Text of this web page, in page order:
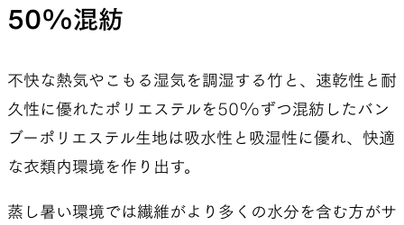
機能性を併せ持つが、そうやって書くと他の2製品
実は、機能性に尖った最高の製品を作ることを信
条としている山と道として、このBamboo Shirtを
製品化するべきか迷ったこともあったし、生産を
やめようかと考えたこともある。それでも生産を
続けているのはBamboo Shirtに僕たちが魅力を感
50%混紡
不快な熱気やこもる湿気を調湿する竹と、速乾性と耐
久性に優れたポリエステルを50%ずつ混紡したバン
ブーポリエステル生地は吸水性と吸湿性に優れ、快適
な衣類内環境を作り出す。
蒸し暑い環境では繊維がより多くの水分を含む方がサ